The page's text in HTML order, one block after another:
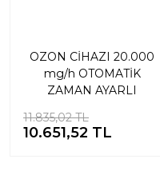
OZON CİHAZI 20.000
mg/h OTOMATİK
ZAMAN AYARLI
11.835,02 TL
10.651,52 TL